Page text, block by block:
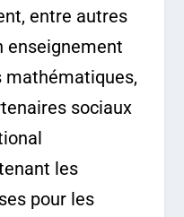
entre autres
enseignement
mathématiques,
sociaux
les
pour les